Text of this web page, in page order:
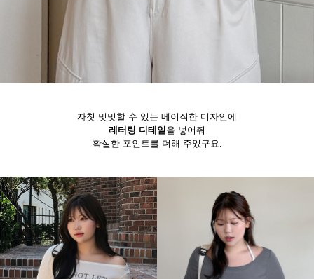
자칫 밋밋할 수 있는 베이직한 디자인에
레터링 디테일을 넣어줘
확실한 포인트를 더해 주었구요.